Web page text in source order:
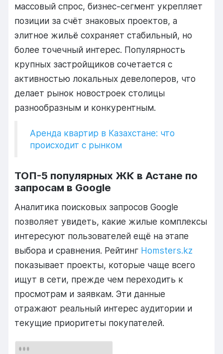
массовый спрос, бизнес-сегмент укрепляет
позиции за счёт знаковых проектов, а
элитное жильё сохраняет стабильный, но
более точечный интерес. Популярность
крупных застройщиков сочетается с
активностью локальных девелоперов, что
делает рынок новостроек столицы
разнообразным и конкурентным.
Аренда квартир в Казахстане: что
происходит с рынком
ТОП-5 популярных ЖК в Астане по
запросам в Google
Аналитика поисковых запросов Google
позволяет увидеть, какие жилые комплексы
интересуют пользователей ещё на этапе
выбора и сравнения. Рейтинг Homsters.kz
показывает проекты, которые чаще всего
ищут в сети, прежде чем переходить к
просмотрам и заявкам. Эти данные
отражают реальный интерес аудитории и
текущие приоритеты покупателей.